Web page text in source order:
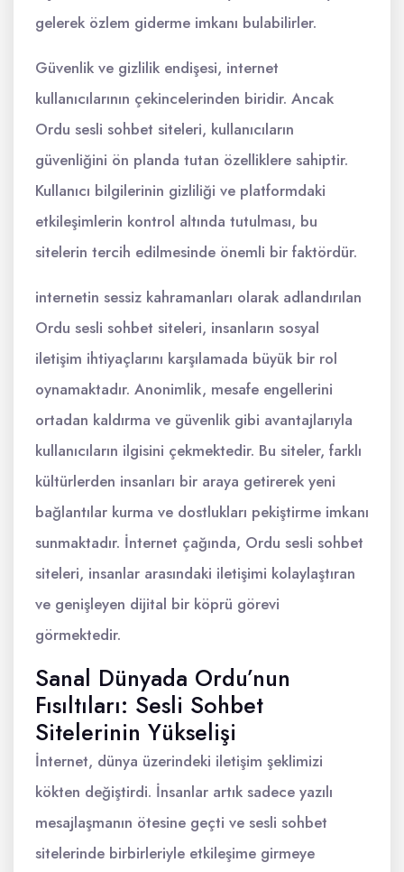
gelerek özlem giderme imkanı bulabilirler.
Güvenlik ve gizlilik endişesi, internet
kullanıcılarının çekincelerinden biridir. Ancak
Ordu sesli sohbet siteleri, kullanıcıların
güvenliğini ön planda tutan özelliklere sahiptir.
Kullanıcı bilgilerinin gizliliği ve platformdaki
etkileşimlerin kontrol altında tutulması, bu
sitelerin tercih edilmesinde önemli bir faktördür.
internetin sessiz kahramanları olarak adlandırılan
Ordu sesli sohbet siteleri, insanların sosyal
iletişim ihtiyaçlarını karşılamada büyük bir rol
oynamaktadır. Anonimlik, mesafe engellerini
ortadan kaldırma ve güvenlik gibi avantajlarıyla
kullanıcıların ilgisini çekmektedir. Bu siteler, farklı
kültürlerden insanları bir araya getirerek yeni
bağlantılar kurma ve dostlukları pekiştirme imkanı
sunmaktadır. İnternet çağında, Ordu sesli sohbet
siteleri, insanlar arasındaki iletişimi kolaylaştıran
ve genişleyen dijital bir köprü görevi
görmektedir.
Sanal Dünyada Ordu’nun
Fısıltıları: Sesli Sohbet
Sitelerinin Yükselişi
İnternet, dünya üzerindeki iletişim şeklimizi
kökten değiştirdi. İnsanlar artık sadece yazılı
mesajlaşmanın ötesine geçti ve sesli sohbet
sitelerinde birbirleriyle etkileşime girmeye